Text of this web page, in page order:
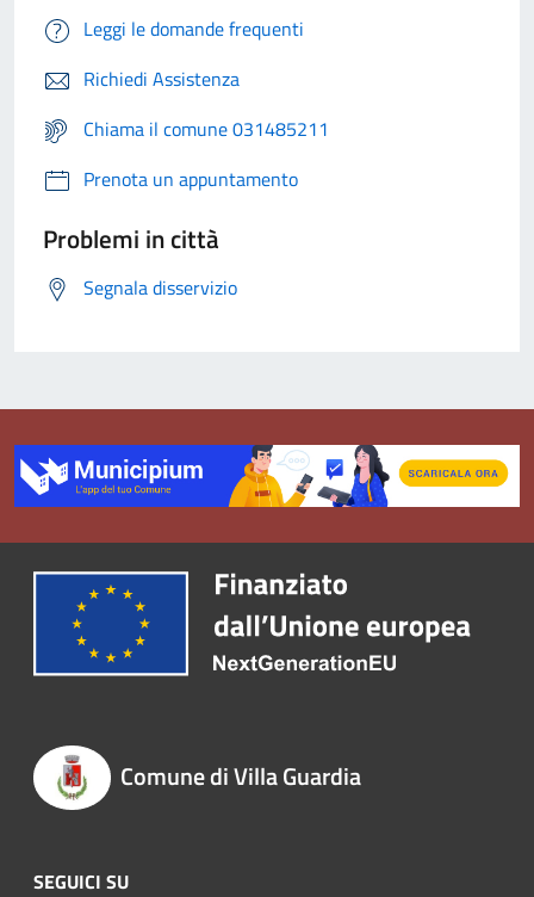
Leggi le domande frequenti
Richiedi Assistenza
Chiama il comune 031485211
Prenota un appuntamento
Problemi in città
Segnala disservizio
Comune di Villa Guardia
SEGUICI SU